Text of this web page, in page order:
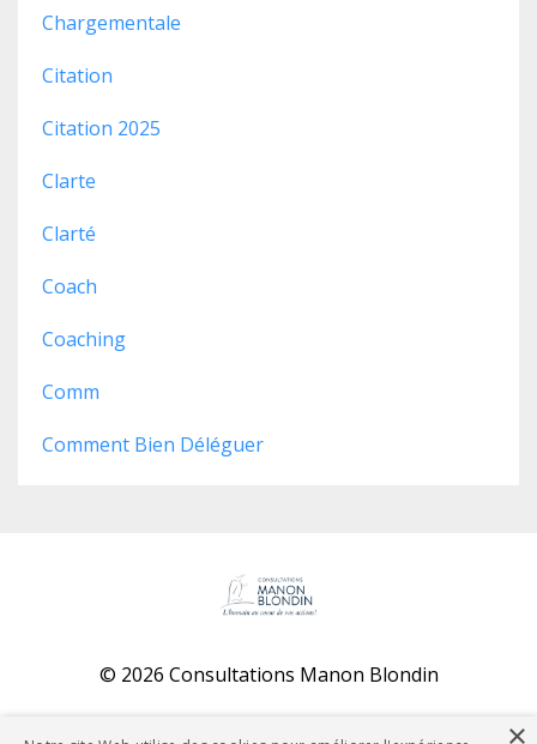
Chargementale
Citation
Citation 2025
Clarte
Clarté
Coach
Coaching
Comm
Comment Bien Déléguer
© 2026 Consultations Manon Blondin
×